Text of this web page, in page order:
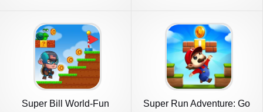
Super Bill World-Fun
Super Run Adventure: Go